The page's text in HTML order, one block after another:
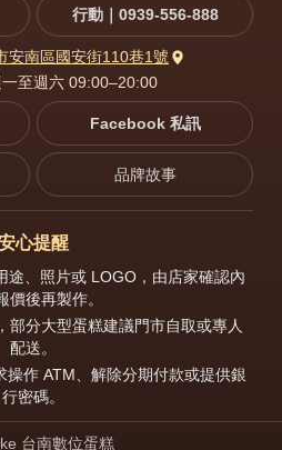
行動｜0939-556-888
安南區國安街110巷1號
至週六 09:00–20:00
Facebook 私訊
品牌故事
心提醒
途、照片或 LOGO，由店家確認內
價後再製作。
部分大型蛋糕建議門市自取或專人
配送。
操作 ATM、解除分期付款或提供銀
行密碼。
台南數位蛋糕